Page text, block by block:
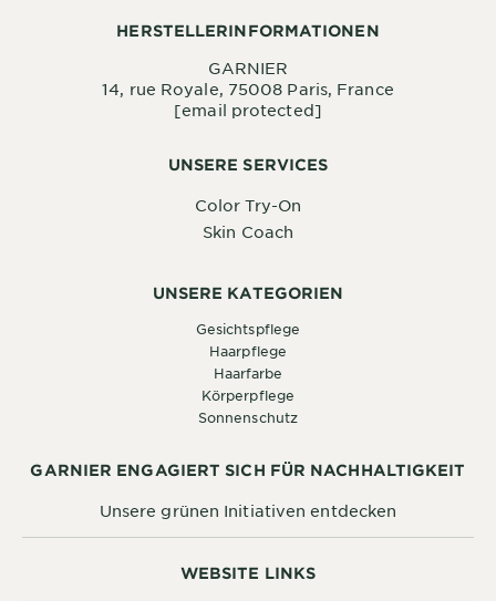
WEBSITE LINKS
UNSERE SERVICES
Color Try-On
Skin Coach
UNSERE KATEGORIEN
Gesichtspflege
Haarpflege
Haarfarbe
Körperpflege
Sonnenschutz
GARNIER ENGAGIERT SICH FÜR NACHHALTIGKEIT
Unsere grünen Initiativen entdecken
HERSTELLERINFORMATIONEN
GARNIER
14, rue Royale, 75008 Paris, France
[email protected]